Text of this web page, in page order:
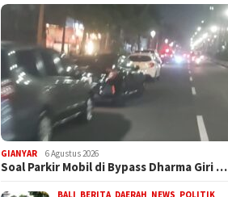
GIANYAR 6 Agustus 2026
Soal Parkir Mobil di Bypass Dharma Giri …
BALI BERITA DAERAH NEWS POLITIK